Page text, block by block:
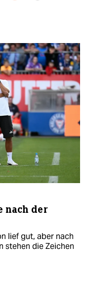
nach der
lief gut, aber nach
stehen die Zeichen